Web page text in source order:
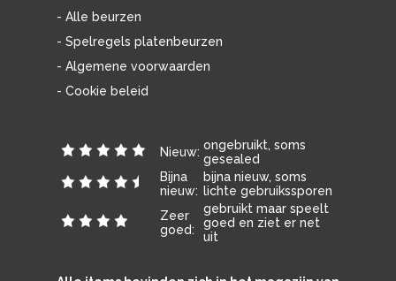
- Alle beurzen
- Spelregels platenbeurzen
- Algemene voorwaarden
- Cookie beleid
Nieuw: ongebruikt, soms
gesealed
Bijna
nieuw:
bijna nieuw, soms
lichte gebruikssporen
Zeer
goed:
gebruikt maar speelt
goed en ziet er net
uit